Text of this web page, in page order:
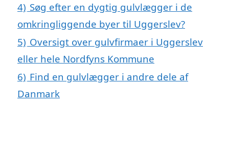
4) Søg efter en dygtig gulvlægger i de
omkringliggende byer til Uggerslev?
5) Oversigt over gulvfirmaer i Uggerslev
eller hele Nordfyns Kommune
6) Find en gulvlægger i andre dele af
Danmark